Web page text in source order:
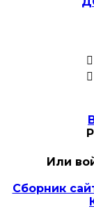


Или
Сборник